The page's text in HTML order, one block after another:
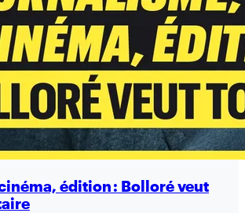
édition : Bolloré veut